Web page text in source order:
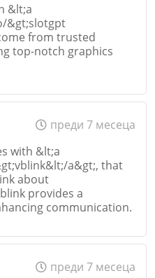
Откажи
&lt;a
&gt;slotgpt
from trusted
top-notch graphics
преди 7 месеца
with &lt;a
a&gt;, that
about
provides a
communication.
преди 7 месеца